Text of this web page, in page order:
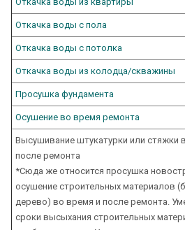
Откачка воды с пола
Откачка воды с потолка
Откачка воды из колодца/скважины
Просушка фундамента
Осушение во время ремонта
Высушивание штукатурки или стяжки
после ремонта
*Сюда же относится просушка
осушение строительных материалов
дерево) во время и после ремонта.
сроки высыхания строительных